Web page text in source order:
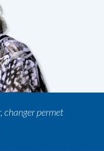
changer permet